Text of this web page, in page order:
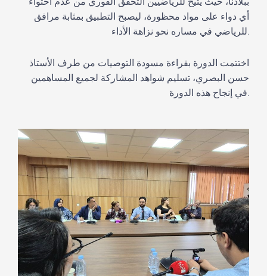
أي دواء على مواد محظورة، ليصبح التطبيق بمثابة مرافق
للرياضي في مساره نحو نزاهة الأداء.
اختتمت الدورة بقراءة مسودة التوصيات من طرف الأستاذ
حسن البصري، تسليم شواهد المشاركة لجميع المساهمين
في إنجاح هذه الدورة .